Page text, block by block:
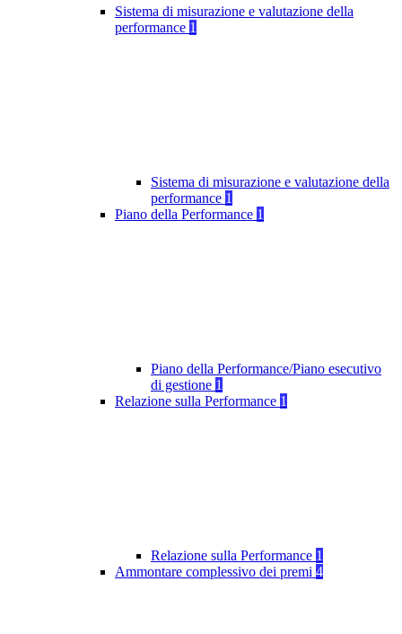
Sistema di misurazione e valutazione della
performance 1
Sistema di misurazione e valutazione della
performance 1
Piano della Performance 1
Piano della Performance/Piano esecutivo
di gestione 1
Relazione sulla Performance 1
Relazione sulla Performance 1
Ammontare complessivo dei premi 4